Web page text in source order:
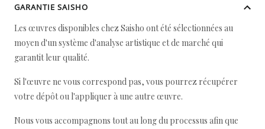
GARANTIE SAISHO
Les œuvres disponibles chez Saisho ont été sélectionnées au
moyen d'un système d'analyse artistique et de marché qui
garantit leur qualité.
Si l'œuvre ne vous correspond pas, vous pourrez récupérer
votre dépôt ou l'appliquer à une autre œuvre.
Nous vous accompagnons tout au long du processus afin que